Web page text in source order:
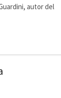
autor del